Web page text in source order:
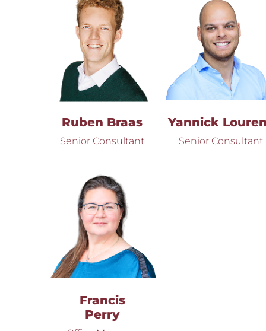
Ruben Braas
Senior Consultant
Yannick
Senior Consultant
Francis
Perry